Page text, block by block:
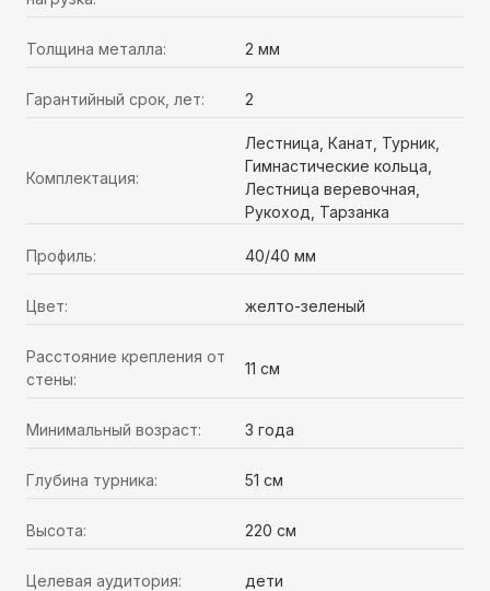
Толщина металла: 2 мм
Гарантийный срок, лет: 2
Комплектация:
Лестница, Канат, Турник,
Гимнастические кольца,
Лестница веревочная,
Рукоход, Тарзанка
Профиль: 40/40 мм
Цвет: желто-зеленый
Расстояние крепления от
стены:
11 см
Минимальный возраст: 3 года
Глубина турника: 51 см
Высота: 220 см
Целевая аудитория: дети